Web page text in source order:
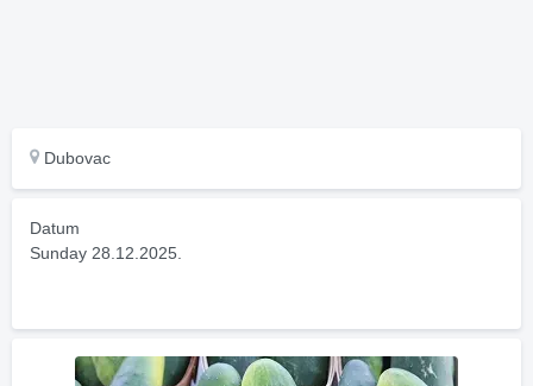
Dubovac
Datum
Sunday 28.12.2025.